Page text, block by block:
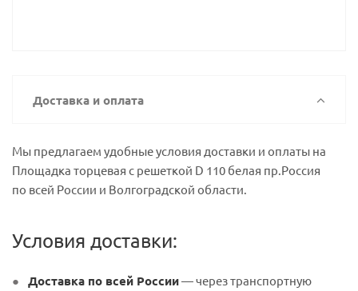
Доставка и оплата
Мы предлагаем удобные условия доставки и оплаты на
Площадка торцевая с решеткой D 110 белая пр.Россия
по всей России и Волгоградской области.
Условия доставки:
Доставка по всей России— через транспортную